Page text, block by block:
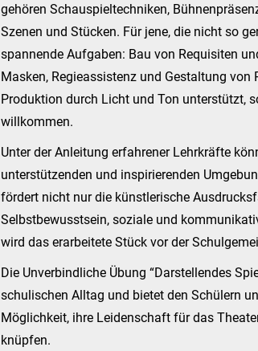
gehören Schauspieltechniken,
Szenen und Stücken. Für jene, die nicht so
spannende Aufgaben: Bau von Requisiten
Masken, Regieassistenz und Gestaltung
Produktion durch Licht und Ton unterstützt,
willkommen.
Unter der Anleitung erfahrener Lehrkräfte
unterstützenden und inspirierenden
fördert nicht nur die künstlerische
Selbstbewusstsein, soziale und
wird das erarbeitete Stück vor der
Die Unverbindliche Übung “Darstellendes
schulischen Alltag und bietet den Schülern
Möglichkeit, ihre Leidenschaft für das
knüpfen.